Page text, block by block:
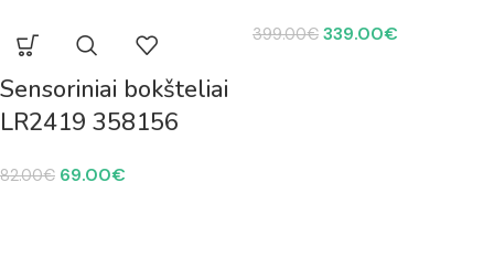
Sensoriniai bokšteliai
LR2419 358156
82.00€ 69.00€
399.00€ 339.00€